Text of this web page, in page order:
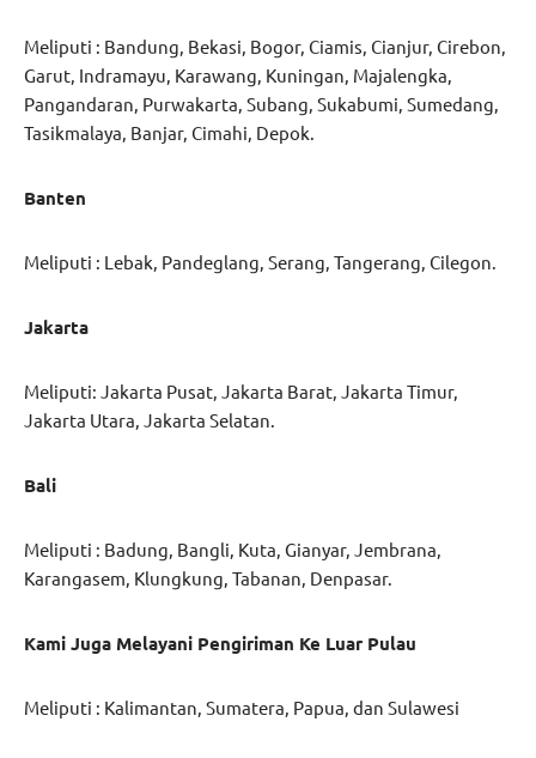
Meliputi : Bandung, Bekasi, Bogor, Ciamis, Cianjur, Cirebon,
Garut, Indramayu, Karawang, Kuningan, Majalengka,
Pangandaran, Purwakarta, Subang, Sukabumi, Sumedang,
Tasikmalaya, Banjar, Cimahi, Depok.
Banten
Meliputi : Lebak, Pandeglang, Serang, Tangerang, Cilegon.
Jakarta
Meliputi: Jakarta Pusat, Jakarta Barat, Jakarta Timur,
Jakarta Utara, Jakarta Selatan.
Bali
Meliputi : Badung, Bangli, Kuta, Gianyar, Jembrana,
Karangasem, Klungkung, Tabanan, Denpasar.
Kami Juga Melayani Pengiriman Ke Luar Pulau
Meliputi : Kalimantan, Sumatera, Papua, dan Sulawesi